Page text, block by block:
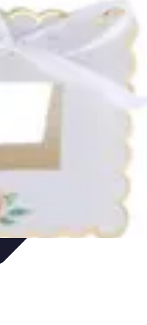
Décoration et
Recettes et DIY